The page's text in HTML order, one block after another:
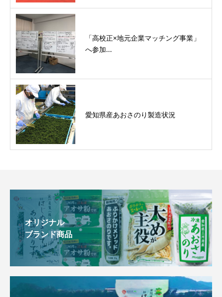
「高校正×地元企業マッチング事業」
へ参加...
愛知県産あおさのり製造状況
オリジナル
ブランド商品